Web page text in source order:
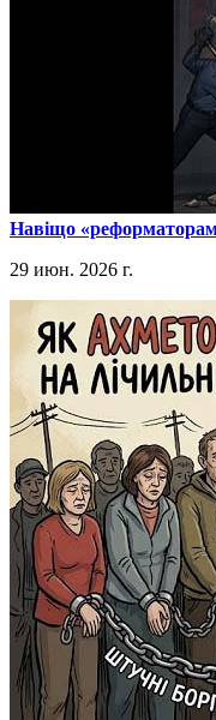
​Навіщо
29 июн. 2026 г.